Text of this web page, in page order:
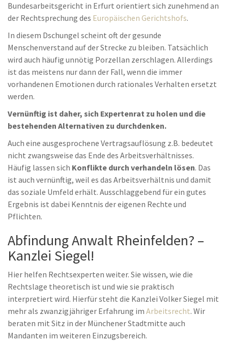
Bundesarbeitsgericht in Erfurt orientiert sich zunehmend an
der Rechtsprechung des Europäischen Gerichtshofs.
In diesem Dschungel scheint oft der gesunde
Menschenverstand auf der Strecke zu bleiben. Tatsächlich
wird auch häufig unnötig Porzellan zerschlagen. Allerdings
ist das meistens nur dann der Fall, wenn die immer
vorhandenen Emotionen durch rationales Verhalten ersetzt
werden.
Vernünftig ist daher, sich Expertenrat zu holen und die
bestehenden Alternativen zu durchdenken.
Auch eine ausgesprochene Vertragsauflösung z.B. bedeutet
nicht zwangsweise das Ende des Arbeitsverhältnisses.
Häufig lassen sich Konflikte durch verhandeln lösen. Das
ist auch vernünftig, weil es das Arbeitsverhältnis und damit
das soziale Umfeld erhält. Ausschlaggebend für ein gutes
Ergebnis ist dabei Kenntnis der eigenen Rechte und
Pflichten.
Abfindung Anwalt Rheinfelden? –
Kanzlei Siegel!
Hier helfen Rechtsexperten weiter. Sie wissen, wie die
Rechtslage theoretisch ist und wie sie praktisch
interpretiert wird. Hierfür steht die Kanzlei Volker Siegel mit
mehr als zwanzigjähriger Erfahrung im Arbeitsrecht. Wir
beraten mit Sitz in der Münchener Stadtmitte auch
Mandanten im weiteren Einzugsbereich.